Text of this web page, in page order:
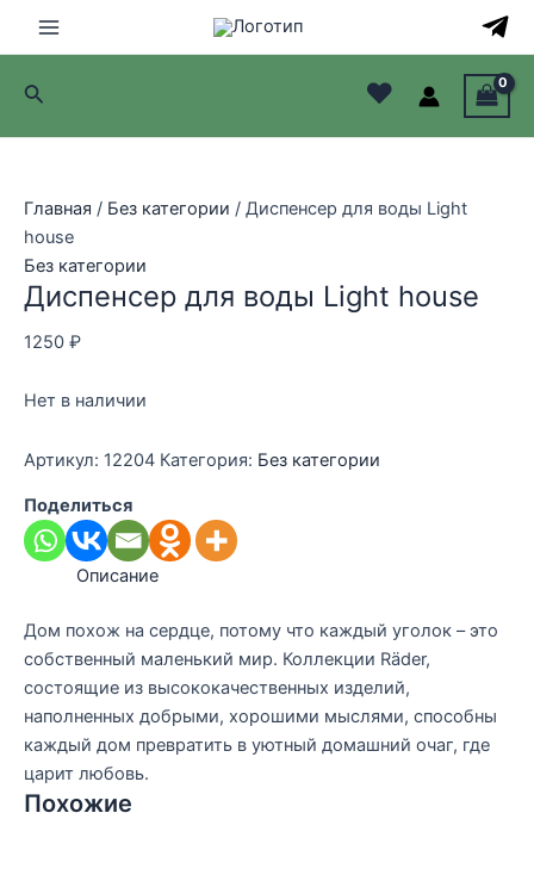
Main
Menu
Поиск ♥
Главная / Без категории / Диспенсер для воды Light
house
Без категории
Диспенсер для воды Light house
1250 ₽
Нет в наличии
Артикул: 12204 Категория: Без категории
Поделиться
Описание
Дом похож на сердце, потому что каждый уголок – это
собственный маленький мир. Коллекции Räder,
состоящие из высококачественных изделий,
наполненных добрыми, хорошими мыслями, способны
каждый дом превратить в уютный домашний очаг, где
царит любовь.
Похожие